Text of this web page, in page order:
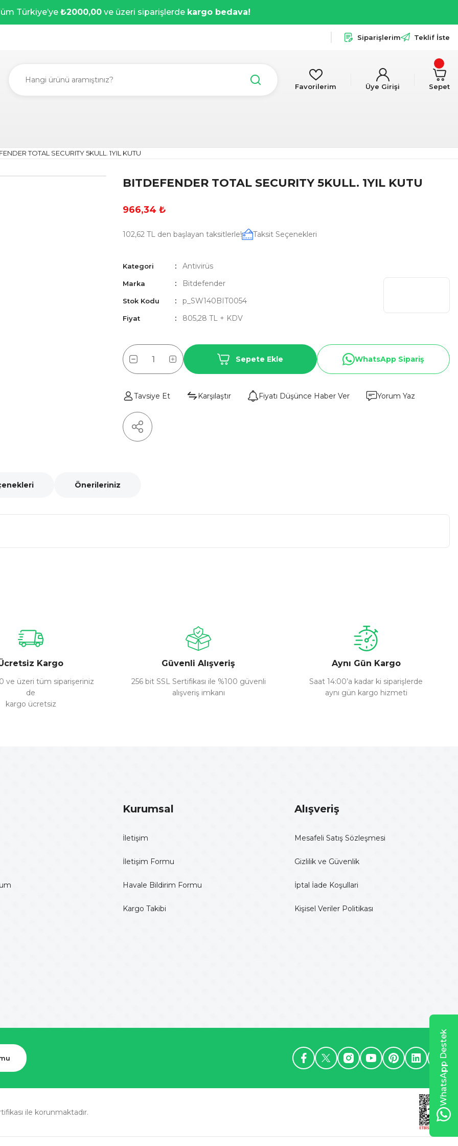
Türkiye’ye ₺2000,00 ve üzeri siparişlerde kargo bedava!
Siparişlerim Teklif İste
Favorilerim Üye Girişi Sepet
TOTAL SECURITY 5KULL. 1YIL KUTU
BITDEFENDER TOTAL SECURITY 5KULL. 1YIL KUTU
966,34 ₺
102,62 TL den başlayan taksitlerle! Taksit Seçenekleri
Kategori Antivirüs
Marka Bitdefender
Stok Kodu p_SW140BIT0054
Fiyat 805,28 TL + KDV
Sepete Ekle WhatsApp Sipariş
Tavsiye Et Karşılaştır Fiyatı Düşünce Haber Ver Yorum Yaz
Önerileriniz
Kargo
ve üzeri tüm siparişeriniz
de
kargo ücretsiz
Güvenli Alışveriş
256 bit SSL Sertifikası ile %100 güvenli
alışveriş imkanı
Aynı Gün Kargo
Saat 14:00’a kadar ki siparişlerde
aynı gün kargo hizmeti
Kurumsal
İletişim
İletişim Formu
Havale Bildirim Formu
Kargo Takibi
Alışveriş
Mesafeli Satış Sözleşmesi
Gizlilik ve Güvenlik
İptal İade Koşullari
Kişisel Veriler Politikası
ile korunmaktadır.
WhatsApp Destek